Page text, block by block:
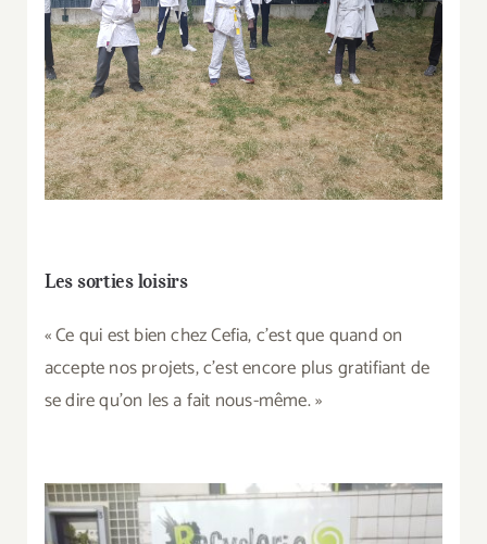
Les sorties loisirs
« Ce qui est bien chez Cefia, c’est que quand on
accepte nos projets, c’est encore plus gratifiant de
se dire qu’on les a fait nous-même. »